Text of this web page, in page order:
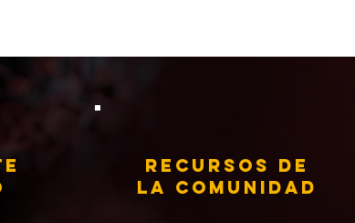
Recursos de
la comunidad